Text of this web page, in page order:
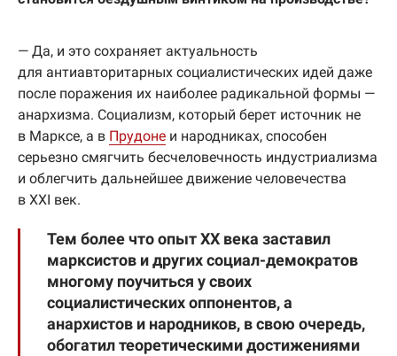
— Да, и это сохраняет актуальность
для антиавторитарных социалистических идей даже
после поражения их наиболее радикальной формы —
анархизма. Социализм, который берет источник не
в Марксе, а в Прудоне и народниках, способен
серьезно смягчить бесчеловечность индустриализма
и облегчить дальнейшее движение человечества
в XXI век.
Тем более что опыт ХХ века заставил
марксистов и других социал-демократов
многому поучиться у своих
социалистических оппонентов, а
анархистов и народников, в свою очередь,
обогатил теоретическими достижениями